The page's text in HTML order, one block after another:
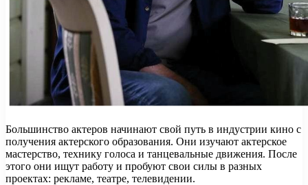
Большинство актеров начинают свой путь в индустрии кино с
получения актерского образования. Они изучают актерское
мастерство, технику голоса и танцевальные движения. После
этого они ищут работу и пробуют свои силы в разных
проектах: рекламе, театре, телевидении.